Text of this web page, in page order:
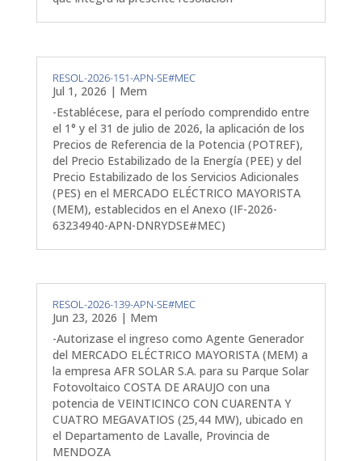
RESOL-2026-151-APN-SE#MEC
Jul 1, 2026 | Mem
-Establécese, para el período comprendido entre
el 1° y el 31 de julio de 2026, la aplicación de los
Precios de Referencia de la Potencia (POTREF),
del Precio Estabilizado de la Energía (PEE) y del
Precio Estabilizado de los Servicios Adicionales
(PES) en el MERCADO ELÉCTRICO MAYORISTA
(MEM), establecidos en el Anexo (IF-2026-
63234940-APN-DNRYDSE#MEC)
RESOL-2026-139-APN-SE#MEC
Jun 23, 2026 | Mem
-Autorizase el ingreso como Agente Generador
del MERCADO ELÉCTRICO MAYORISTA (MEM) a
la empresa AFR SOLAR S.A. para su Parque Solar
Fotovoltaico COSTA DE ARAUJO con una
potencia de VEINTICINCO CON CUARENTA Y
CUATRO MEGAVATIOS (25,44 MW), ubicado en
el Departamento de Lavalle, Provincia de
MENDOZA